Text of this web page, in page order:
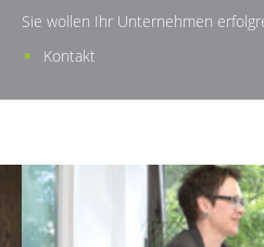
Sie wollen Ihr Unternehmen
Kontakt